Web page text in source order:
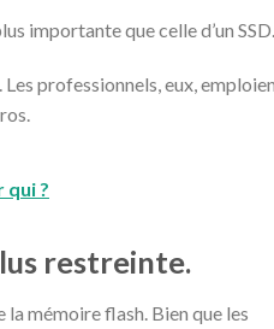
importante que celle d’un SSD.
professionnels, eux,
qui ?
restreinte.
mémoire flash. Bien que les